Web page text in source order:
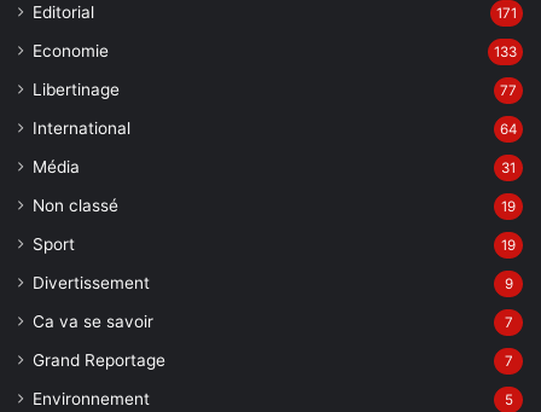
Editorial 171
Economie 133
Libertinage 77
International 64
Média 31
Non classé 19
Sport 19
Divertissement 9
Ca va se savoir 7
Grand Reportage 7
Environnement 5